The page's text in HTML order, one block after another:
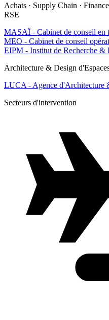
Achats · Supply Chain ·
RSE
MASAÏ - Cabinet de conseil en
MEO - Cabinet de conseil
EIPM - Institut de Recherche &
Architecture & Design
LUCA - Agence d'Architecture
Secteurs d'intervention